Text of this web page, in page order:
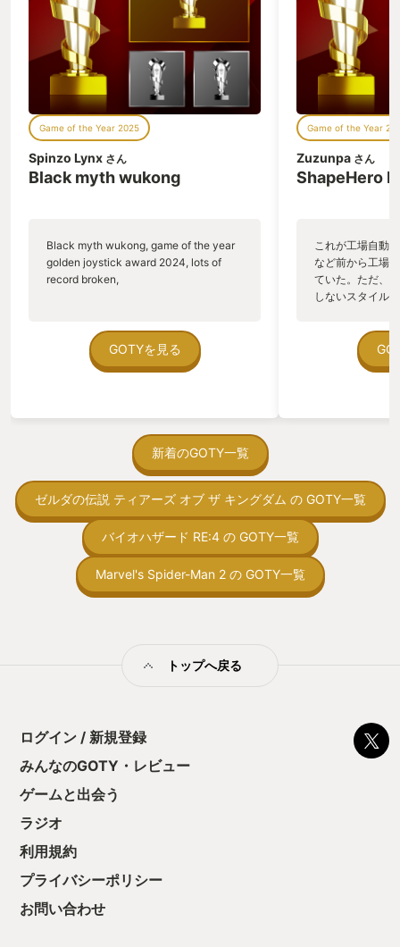
Game of the Year 2025
Spinzo Lynx さん
Black myth wukong
Black myth wukong, game of the year
golden joystick award 2024, lots of
record broken,
GOTYを見る
Game of the Year
Zuzunpa さん
ShapeHero
これが工場自動
など前から工場
ていた。ただ、
しないスタイル
ていた。 ただ
在を知ってから
う。気になる。
トコンベアの配
ん！このゲーム
向けか？という
の印象。 しかし
止する設定を有
の仕組みの理解
満足できるまで
ちゃうじゃぁん
っと試すだけだ
て、クリアしち
新着のGOTY一覧
ゼルダの伝説 ティアーズ オブ ザ キングダム の GOTY一覧
バイオハザード RE:4 の GOTY一覧
Marvel's Spider-Man 2 の GOTY一覧
トップへ戻る
ログイン / 新規登録
みんなのGOTY・レビュー
ゲームと出会う
ラジオ
利用規約
プライバシーポリシー
お問い合わせ